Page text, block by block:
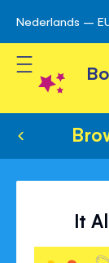
Skip
to
Content
Nederlands –
Toggle Nav
It